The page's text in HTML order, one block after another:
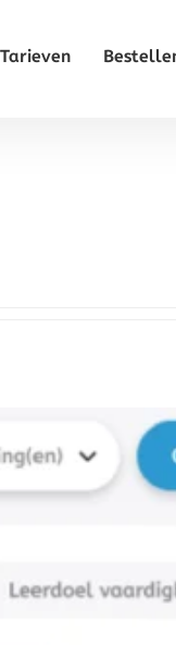
Tarieven